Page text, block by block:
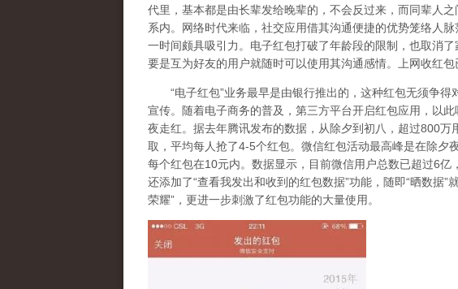
代里，基本都是由长辈发给晚辈的，不会反过来，而同辈人
系内。网络时代来临，社交应用借其沟通便捷的优势笼络人
一时间颇具吸引力。电子红包打破了年龄段的限制，也取消
要是互为好友的用户就随时可以使用其沟通感情。上网收红包
“电子红包”业务最早是由银行推出的，这种红包无须争得
宣传。随着电子商务的普及，第三方平台开启红包应用，以
夜走红。据去年腾讯发布的数据，从除夕到初八，超过800
取，平均每人抢了4-5个红包。微信红包活动最高峰是在除夕
每个红包在10元内。数据显示，目前微信用户总数已超过6
还添加了“查看我发出和收到的红包数据”功能，随即“晒数据
荣耀”，更进一步刺激了红包功能的大量使用。